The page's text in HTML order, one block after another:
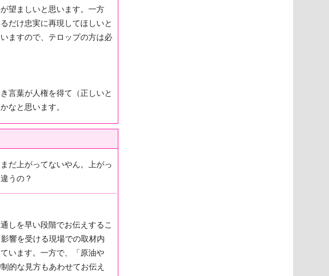
望ましいと思います。一方
だけ忠実に再現してほしいと
ますので、テロップの方は必
言葉が人権を得て（正しいと
なと思います。
だ上がってないやん。上がっ
うの？
しを早い段階でお伝えするこ
響を受ける現場での取材内
います。一方で、「原油や
的な見方もあわせてお伝え